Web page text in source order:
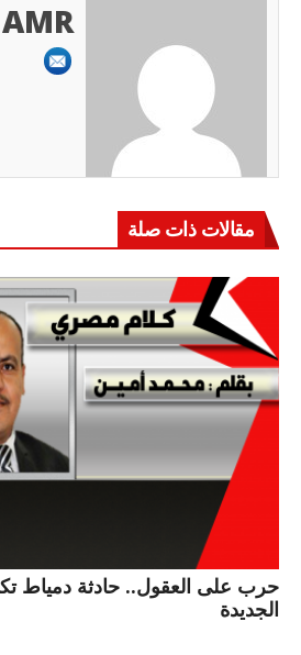
AMR
مقالات ذات صلة
حرب على العقول.. حادثة دمياط
الجديدة